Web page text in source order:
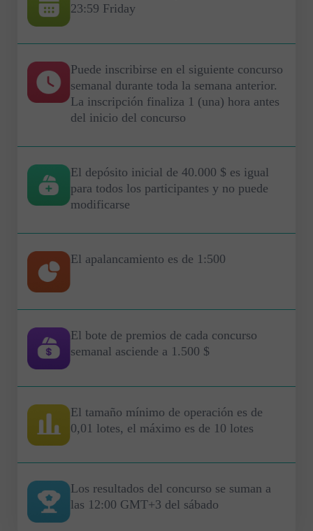
23:59 Friday
Puede inscribirse en el siguiente concurso
semanal durante toda la semana anterior.
La inscripción finaliza 1 (una) hora antes
del inicio del concurso
El depósito inicial de 40.000 $ es igual
para todos los participantes y no puede
modificarse
El apalancamiento es de 1:500
El bote de premios de cada concurso
semanal asciende a 1.500 $
El tamaño mínimo de operación es de
0,01 lotes, el máximo es de 10 lotes
Los resultados del concurso se suman a
las 12:00 GMT+3 del sábado